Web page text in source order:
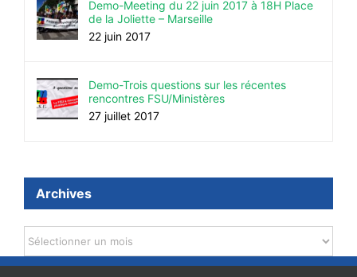
Demo-Meeting du 22 juin 2017 à 18H Place
de la Joliette – Marseille
22 juin 2017
Demo-Trois questions sur les récentes
rencontres FSU/Ministères
27 juillet 2017
Archives
Archives